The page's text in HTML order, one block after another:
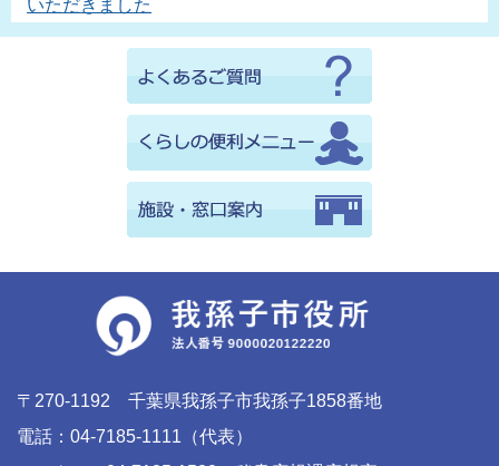
いただきました
〒270-1192 千葉県我孫子市我孫子1858番地
電話：04-7185-1111（代表）